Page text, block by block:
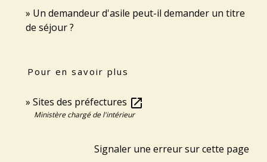
Un demandeur d'asile peut-il demander un titre
de séjour ?
Pour en savoir plus
Sites des préfectures open_in_new
Ministère chargé de l'intérieur
Signaler une erreur sur cette page